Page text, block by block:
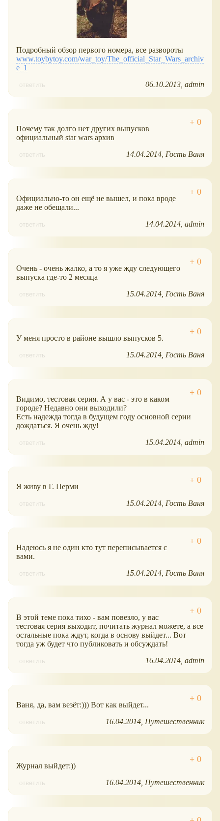
Подробный обзор первого номера, все развороты
www.toybytoy.com/war_toy/The_official_Star_Wars_archiv
e_1
ответить 06.10.2013 admin
Почему так долго нет других выпусков
официальный star wars архив
ответить 14.04.2014 Гость Ваня
Официально-то он ещё не вышел, и пока вроде
даже не обещали...
ответить 14.04.2014 admin
Очень - очень жалко, а то я уже жду следующего
выпуска где-то 2 месяца
ответить 15.04.2014 Гость Ваня
У меня просто в районе вышло выпусков 5.
ответить 15.04.2014 Гость Ваня
Видимо, тестовая серия. А у вас - это в каком
городе? Недавно они выходили?
Есть надежда тогда в будущем году основной серии
дождаться. Я очень жду!
ответить 15.04.2014 admin
Я живу в Г. Перми
ответить 15.04.2014 Гость Ваня
Надеюсь я не один кто тут переписывается с
вами.
ответить 15.04.2014 Гость Ваня
В этой теме пока тихо - вам повезло, у вас
тестовая серия выходит, почитать журнал можете, а все
остальные пока ждут, когда в основу выйдет... Вот
тогда уж будет что публиковать и обсуждать!
ответить 16.04.2014 admin
Ваня, да, вам везёт:))) Вот как выйдет...
ответить 16.04.2014 Путешественник
Журнал выйдет:))
ответить 16.04.2014 Путешественник